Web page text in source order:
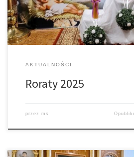
plansze, na które będą w każdym […]
AKTUALNOŚCI
Roraty 2025
przez ms